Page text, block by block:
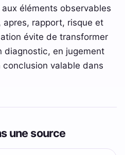
éléments observables
rapport, risque et
évite de transformer
diagnostic, en jugement
conclusion valable dans
une source